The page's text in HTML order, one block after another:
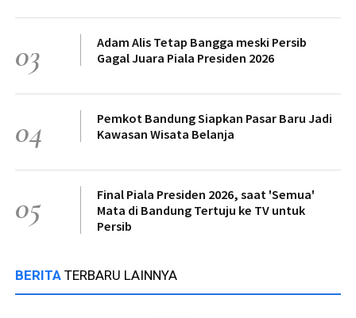
03
Adam Alis Tetap Bangga meski Persib
Gagal Juara Piala Presiden 2026
04
Pemkot Bandung Siapkan Pasar Baru Jadi
Kawasan Wisata Belanja
05
Final Piala Presiden 2026, saat 'Semua'
Mata di Bandung Tertuju ke TV untuk
Persib
BERITA TERBARU LAINNYA